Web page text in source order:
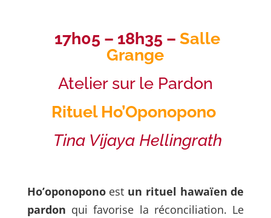
17h05 – 18h35 – Salle
Grange
Atelier sur le Pardon
Rituel Ho’Oponopono
Tina Vijaya Hellingrath
Ho’oponopono est un rituel hawaïen de
pardon qui favorise la réconciliation. Le